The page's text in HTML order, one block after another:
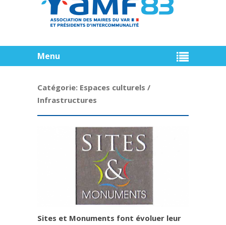
Menu
Catégorie: Espaces culturels /
Infrastructures
Sites et Monuments font évoluer leur